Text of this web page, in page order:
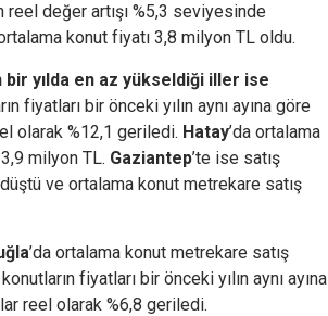
reel değer artışı %5,3 seviyesinde
konut fiyatı 3,8 milyon TL oldu.
bir yılda en az yükseldiği iller ise
fiyatları bir önceki yılın aynı ayına göre
olarak %12,1 geriledi. Hatay’da ortalama
milyon TL. Gaziantep’te ise satış
ve ortalama konut metrekare satış
’da ortalama konut metrekare satış
fiyatları bir önceki yılın aynı ayına
reel olarak %6,8 geriledi.